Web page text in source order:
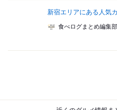
新宿エリアにある人気
食べログまとめ編集部